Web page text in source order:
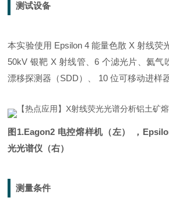
测试设备
本实验使用 Epsilon 4能量色散 X 射线荧
50kV 银靶 X 射线管、6 个滤光片、氦气
漂移探测器（SDD）、 10 位可移动进样
图1.Eagon2 电控熔样机（左） ，
光光谱仪（右）
测量条件